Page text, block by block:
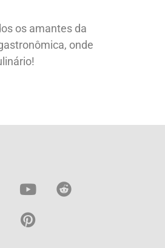
os amantes da
onde